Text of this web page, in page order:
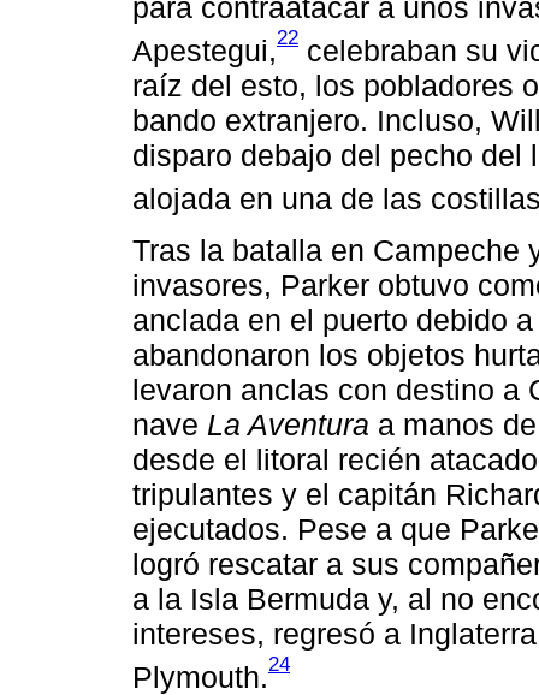
para contraatacar a unos
Apestegui,22 celebraban su
raíz del esto, los pobladores
bando extranjero. Incluso,
disparo debajo del pecho del
alojada en una de las
Tras la batalla en Campeche
invasores, Parker obtuvo
anclada en el puerto debido
abandonaron los objetos
levaron anclas con destino a
nave La Aventura a manos
desde el litoral recién
tripulantes y el capitán
ejecutados. Pese a que
logró rescatar a sus
a la Isla Bermuda y, al no
intereses, regresó a
Plymouth.24